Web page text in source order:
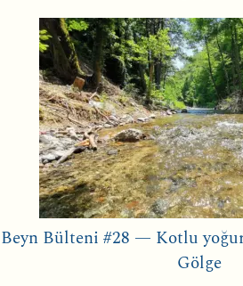
Beyn Bülteni #28 — Kotlu
Gölge